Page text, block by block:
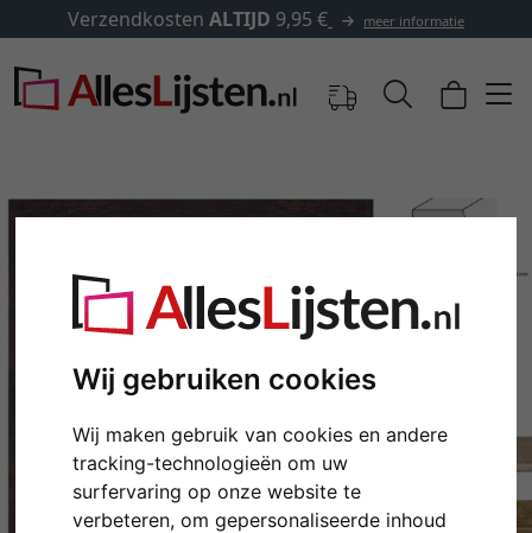
Wij gebruiken cookies
Wij maken gebruik van cookies en andere
tracking-technologieën om uw
surfervaring op onze website te
verbeteren, om gepersonaliseerde inhoud
meer informatie ✓500.000 artikelen om uit te
Terug